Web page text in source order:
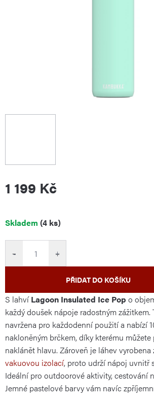
1 199 Kč
Měrná
Skladem (4 ks)
+
−
PŘIDAT DO KOŠÍKU
S lahvíLagoon Insulated Ice Pop o
každý doušek nápoje radostným zážitkem.
navržena pro každodenní použití a nabízí
nakloněným brčkem, díky kterému
naklánět hlavu. Zároveň je láhev vyrobena
vakuovou izolací, proto udrží nápoj uvnitř
Ideální pro outdoorové aktivity, cestování
Jemné pastelové barvy vám navíc